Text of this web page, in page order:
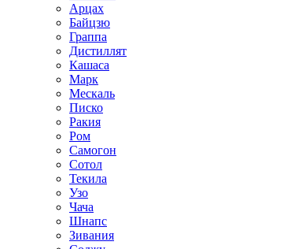
Арцах
Байцзю
Граппа
Дистиллят
Кашаса
Марк
Мескаль
Писко
Ракия
Ром
Самогон
Сотол
Текила
Узо
Чача
Шнапс
Зивания